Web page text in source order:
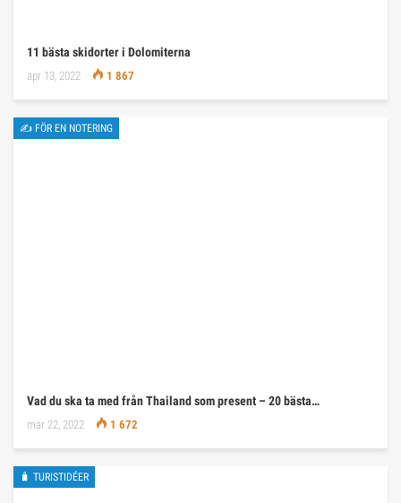
11 bästa skidorter i Dolomiterna
apr 13, 2022 1 867
✍ FÖR EN NOTERING
Vad du ska ta med från Thailand som present – 20 bästa…
mar 22, 2022 1 672
🧳 TURISTIDÉER